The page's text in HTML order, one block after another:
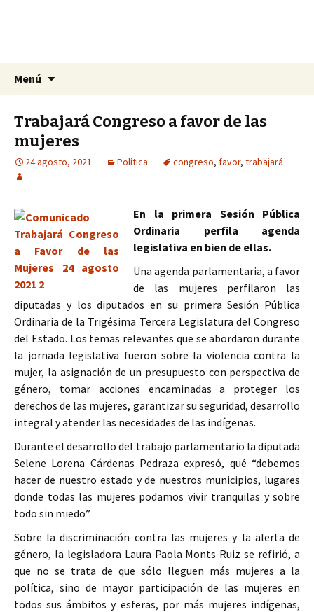
La Yunta de Tepic
La nueva opción en información
Menú
Trabajará Congreso a favor de las
mujeres
24 agosto, 2021 Política congreso, favor, trabajará
En la primera Sesión Pública
Ordinaria perfila agenda
legislativa en bien de ellas.
Una agenda parlamentaria, a favor
de las mujeres perfilaron las
diputadas y los diputados en su primera Sesión Pública
Ordinaria de la Trigésima Tercera Legislatura del Congreso
del Estado. Los temas relevantes que se abordaron durante
la jornada legislativa fueron sobre la violencia contra la
mujer, la asignación de un presupuesto con perspectiva de
género, tomar acciones encaminadas a proteger los
derechos de las mujeres, garantizar su seguridad, desarrollo
integral y atender las necesidades de las indígenas.
Durante el desarrollo del trabajo parlamentario la diputada
Selene Lorena Cárdenas Pedraza expresó, qué “debemos
hacer de nuestro estado y de nuestros municipios, lugares
donde todas las mujeres podamos vivir tranquilas y sobre
todo sin miedo”.
Sobre la discriminación contra las mujeres y la alerta de
género, la legisladora Laura Paola Monts Ruiz se refirió, a
que no se trata de que sólo lleguen más mujeres a la
política, sino de mayor participación de las mujeres en
todos sus ámbitos y esferas, por más mujeres indígenas,